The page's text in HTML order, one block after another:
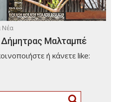
Νέα
Δήμητρας Μαλταμπέ
ή κάνετε like: